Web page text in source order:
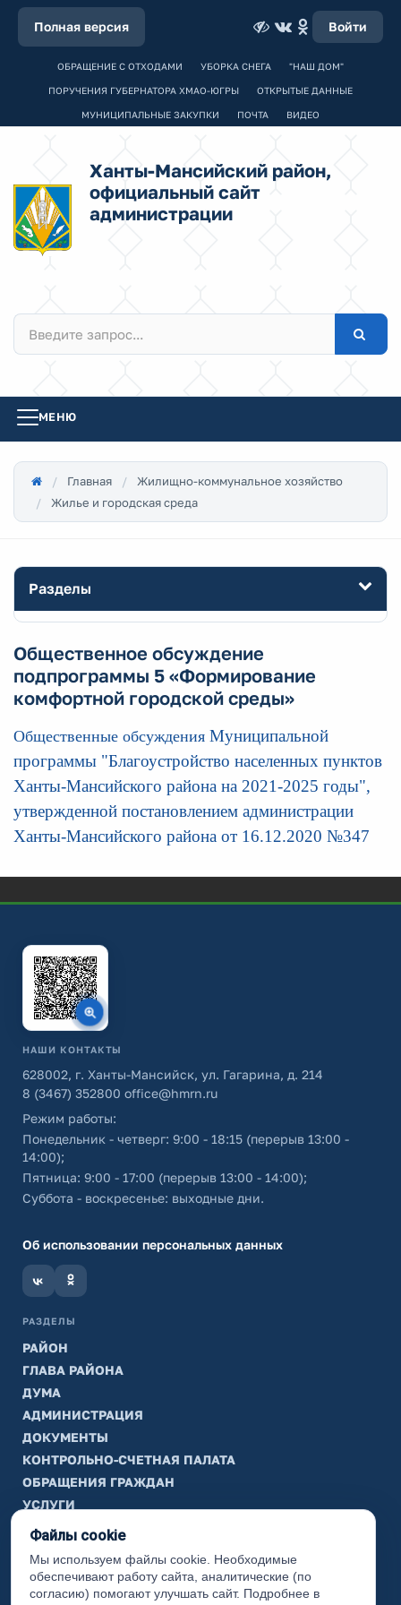
Полная версия Войти
ОБРАЩЕНИЕ С ОТХОДАМИ УБОРКА СНЕГА "НАШ ДОМ"
ПОРУЧЕНИЯ ГУБЕРНАТОРА ХМАО-ЮГРЫ ОТКРЫТЫЕ ДАННЫЕ
МУНИЦИПАЛЬНЫЕ ЗАКУПКИ ПОЧТА ВИДЕО
Ханты-Мансийский район,
официальный сайт
администрации
МЕНЮ
Главная
Жилищно-коммунальное хозяйство
Жилье и городская среда
Разделы
Общественное обсуждение
подпрограммы 5 «Формирование
комфортной городской среды»
Общественные обсуждения Муниципальной
программы "Благоустройство населенных пунктов
Ханты-Мансийского района на 2021-2025 годы",
утвержденной постановлением администрации
Ханты-Мансийского района от 16.12.2020 №347
НАШИ КОНТАКТЫ
628002, г. Ханты-Мансийск, ул. Гагарина, д. 214
8 (3467) 352800 office@hmrn.ru
Режим работы:
Понедельник - четверг: 9:00 - 18:15 (перерыв 13:00 -
14:00);
Пятница: 9:00 - 17:00 (перерыв 13:00 - 14:00);
Суббота - воскресенье: выходные дни.
Об использовании персональных данных
РАЗДЕЛЫ
РАЙОН
ГЛАВА РАЙОНА
ДУМА
АДМИНИСТРАЦИЯ
ДОКУМЕНТЫ
КОНТРОЛЬНО-СЧЕТНАЯ ПАЛАТА
ОБРАЩЕНИЯ ГРАЖДАН
УСЛУГИ
ТИК
ИНФОРМАЦИЯ
Законодательная карта
Файлы cookie
Мы используем файлы cookie. Необходимые
обеспечивают работу сайта, аналитические (по
согласию) помогают улучшать сайт. Подробнее в